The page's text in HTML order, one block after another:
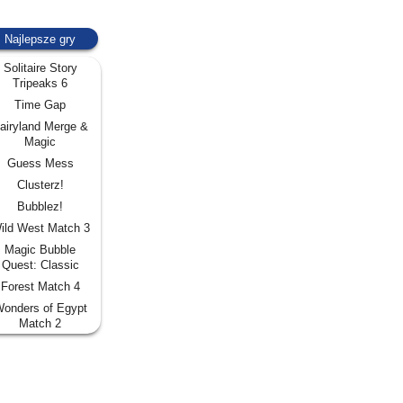
Najlepsze gry
Solitaire Story
Tripeaks 6
Time Gap
Merge &
Magic
Guess Mess
Clusterz!
Bubblez!
West Match 3
Magic Bubble
Quest: Classic
Forest Match 4
of Egypt
Match 2